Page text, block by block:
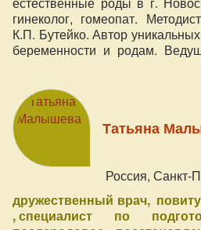
гинеколог, гомеопат.
К.П. Бутейко. Автор
беременности и родам.
Татьяна
Россия, Санкт-
дружественный врач
специалист по